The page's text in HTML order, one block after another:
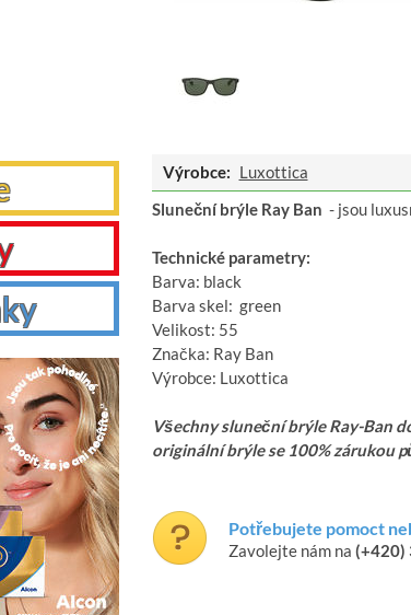
Výrobce: Luxottica
Sluneční brýle Ray Ban - jsou
Technické parametry:
Barva: black
Barva skel: green
Velikost: 55
Značka: Ray Ban
Výrobce: Luxottica
Všechny sluneční brýle Ray-Ban
originální brýle se 100% zárukou
Potřebujete pomoct
Zavolejte nám na (+420)